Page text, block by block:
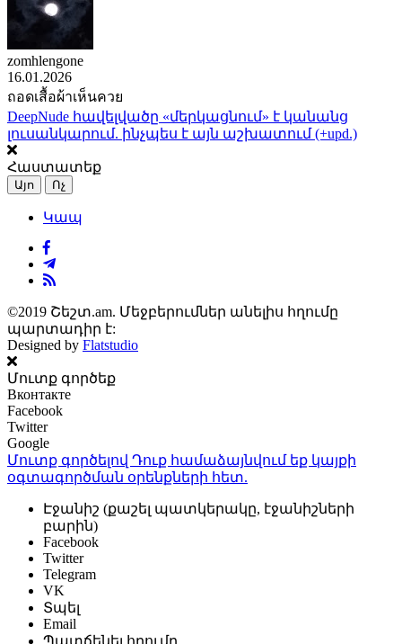
zomhlengone
16.01.2026
ถอดเสื้อผ้าเห็นควย
DeepNude հավելվածը «մերկացնում» է կանանց
լուսանկարում. ինչպես է այն աշխատում (+upd.)
Հաստատեք
Այո Ոչ
Կապ
©2019 Շեշտ.am. Մեջբերումներ անելիս հղումը
պարտադիր է:
Designed by Flatstudio
Մուտք գործեք
Вконтакте
Facebook
Twitter
Google
Մուտք գործելով Դուք համաձայնվում եք կայքի
օգտագործման օրենքների հետ.
Էջանիշ (քաշել պատկերակը, էջանիշների
բարին)
Facebook
Twitter
Telegram
VK
Տպել
Email
Պատճենել հղումը